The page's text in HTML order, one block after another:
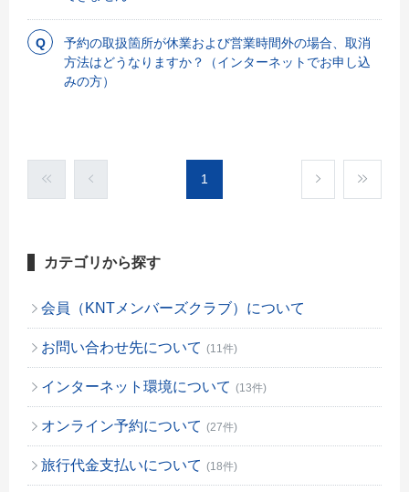
予約の取扱箇所が休業および営業時間外の場合、取消
方法はどうなりますか？（インターネットでお申し込
みの方）
1
カテゴリから探す
会員（KNTメンバーズクラブ）について
お問い合わせ先について (11件)
インターネット環境について (13件)
オンライン予約について (27件)
旅行代金支払いについて (18件)